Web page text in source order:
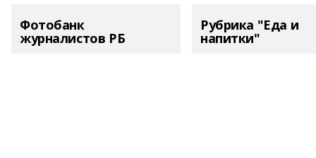
Фотобанк
журналистов РБ
Рубрика "Еда и
напитки"